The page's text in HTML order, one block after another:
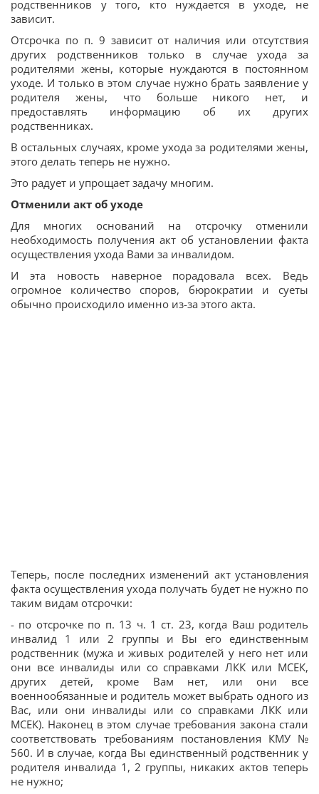
родственников у того, кто нуждается в уходе, не
зависит.
Отсрочка по п. 9 зависит от наличия или отсутствия
других родственников только в случае ухода за
родителями жены, которые нуждаются в постоянном
уходе. И только в этом случае нужно брать заявление у
родителя жены, что больше никого нет, и
предоставлять информацию об их других
родственниках.
В остальных случаях, кроме ухода за родителями жены,
этого делать теперь не нужно.
Это радует и упрощает задачу многим.
Отменили акт об уходе
Для многих оснований на отсрочку отменили
необходимость получения акт об установлении факта
осуществления ухода Вами за инвалидом.
И эта новость наверное порадовала всех. Ведь
огромное количество споров, бюрократии и суеты
обычно происходило именно из-за этого акта.
Теперь, после последних изменений акт установления
факта осуществления ухода получать будет не нужно по
таким видам отсрочки:
- по отсрочке по п. 13 ч. 1 ст. 23, когда Ваш родитель
инвалид 1 или 2 группы и Вы его единственным
родственник (мужа и живых родителей у него нет или
они все инвалиды или со справками ЛКК или МСЕК,
других детей, кроме Вам нет, или они все
военнообязанные и родитель может выбрать одного из
Вас, или они инвалиды или со справками ЛКК или
МСЕК). Наконец в этом случае требования закона стали
соответствовать требованиям постановления КМУ №
560. И в случае, когда Вы единственный родственник у
родителя инвалида 1, 2 группы, никаких актов теперь
не нужно;